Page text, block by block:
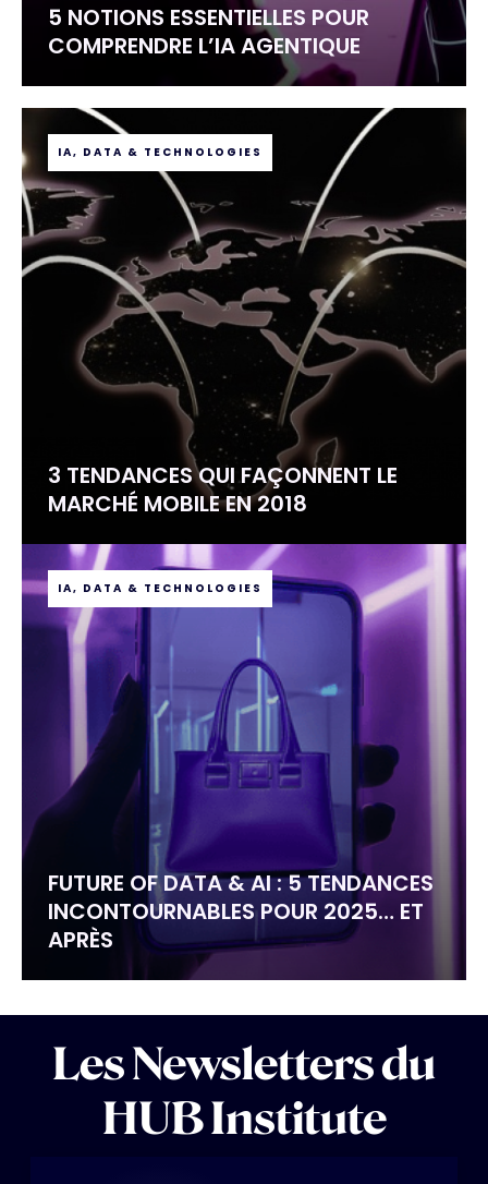
5 NOTIONS ESSENTIELLES POUR
COMPRENDRE L’IA AGENTIQUE
IA, DATA & TECHNOLOGIES
3 TENDANCES QUI FAÇONNENT LE
MARCHÉ MOBILE EN 2018
IA, DATA & TECHNOLOGIES
FUTURE OF DATA & AI : 5 TENDANCES
INCONTOURNABLES POUR 2025… ET
APRÈS
Les Newsletters du
HUB Institute